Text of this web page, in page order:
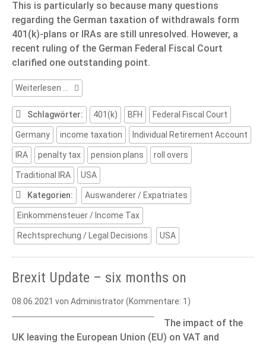
This is particularly so because many questions
regarding the German taxation of withdrawals form
401(k)-plans or IRAs are still unresolved. However, a
recent ruling of the German Federal Fiscal Court
clarified one outstanding point.
Weiterlesen … 401(k)-
Plans
and
German
taxation
Schlagwörter: 401(k) BFH Federal Fiscal Court
Germany income taxation Individual Retirement Account
IRA penalty tax pension plans roll overs
Traditional IRA USA
Kategorien: Auswanderer / Expatriates
Einkommensteuer / Income Tax
Rechtsprechung / Legal Decisions USA
Brexit Update – six months on
08.06.2021 von Administrator (Kommentare: 1)
The impact of the
UK leaving the European Union (EU) on VAT and